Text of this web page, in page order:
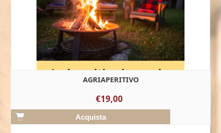
AGRIAPERITIVO
€19,00